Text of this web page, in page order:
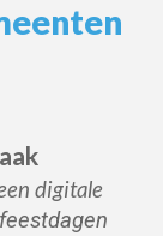
digitale